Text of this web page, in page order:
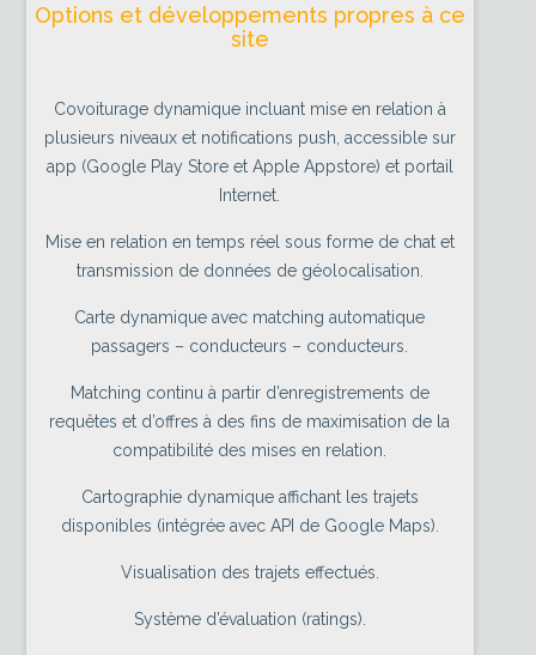
Options et développements propres à ce
site
Covoiturage dynamique incluant mise en relation à
plusieurs niveaux et notifications push, accessible sur
app (Google Play Store et Apple Appstore) et portail
Internet.
Mise en relation en temps réel sous forme de chat et
transmission de données de géolocalisation.
Carte dynamique avec matching automatique
passagers – conducteurs – conducteurs.
Matching continu à partir d’enregistrements de
requêtes et d’offres à des fins de maximisation de la
compatibilité des mises en relation.
Cartographie dynamique affichant les trajets
disponibles (intégrée avec API de Google Maps).
Visualisation des trajets effectués.
Système d’évaluation (ratings).